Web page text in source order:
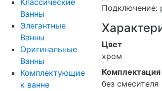
Классические
Ванны
Элегантные
Ванны
Оригинальные
Ванны
Комплектующие
к ванне
Подключение:
Цвет
хром
без смесителя